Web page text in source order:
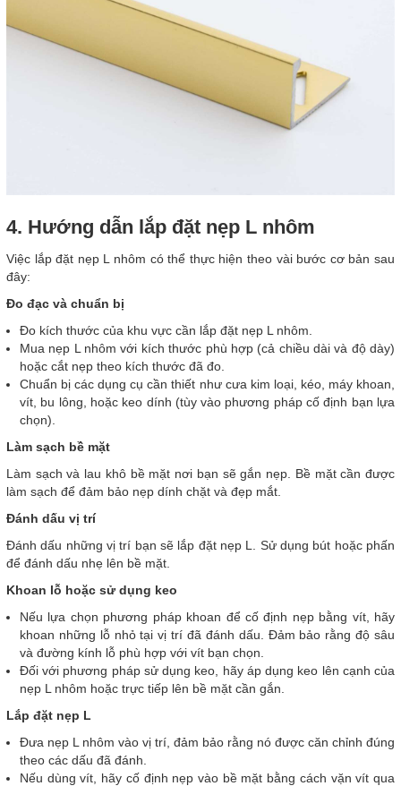
4. Hướng dẫn lắp đặt nẹp L nhôm
Việc lắp đặt nẹp L nhôm có thể thực hiện theo vài bước cơ bản sau
đây:
Đo đạc và chuẩn bị
Đo kích thước của khu vực cần lắp đặt nẹp L nhôm.
Mua nẹp L nhôm với kích thước phù hợp (cả chiều dài và độ dày)
hoặc cắt nẹp theo kích thước đã đo.
Chuẩn bị các dụng cụ cần thiết như cưa kim loại, kéo, máy khoan,
vít, bu lông, hoặc keo dính (tùy vào phương pháp cố định bạn lựa
chọn).
Làm sạch bề mặt
Làm sạch và lau khô bề mặt nơi bạn sẽ gắn nẹp. Bề mặt cần được
làm sạch để đảm bảo nẹp dính chặt và đẹp mắt.
Đánh dấu vị trí
Đánh dấu những vị trí bạn sẽ lắp đặt nẹp L. Sử dụng bút hoặc phấn
để đánh dấu nhẹ lên bề mặt.
Khoan lỗ hoặc sử dụng keo
Nếu lựa chọn phương pháp khoan để cố định nẹp bằng vít, hãy
khoan những lỗ nhỏ tại vị trí đã đánh dấu. Đảm bảo rằng độ sâu
và đường kính lỗ phù hợp với vít bạn chọn.
Đối với phương pháp sử dụng keo, hãy áp dụng keo lên cạnh của
nẹp L nhôm hoặc trực tiếp lên bề mặt cần gắn.
Lắp đặt nẹp L
Đưa nẹp L nhôm vào vị trí, đảm bảo rằng nó được căn chỉnh đúng
theo các dấu đã đánh.
Nếu dùng vít, hãy cố định nẹp vào bề mặt bằng cách vặn vít qua